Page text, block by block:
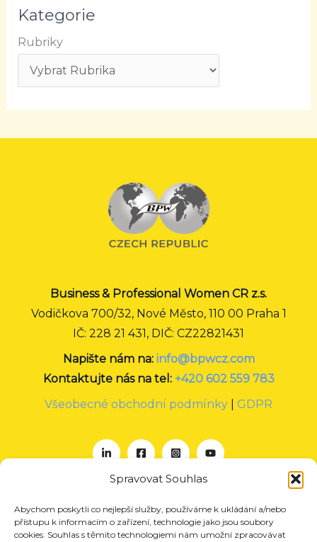
Spravovat Souhlas
Abychom poskytli co nejlepší služby, používáme k ukládání a/nebo
přístupu k informacím o zařízení, technologie jako jsou soubory
cookies. Souhlas s těmito technologiemi nám umožní zpracovávat
Kategorie
Rubriky
Business & Professional Women CR z.s.
Vodičkova 700/32, Nové Město, 110 00 Praha 1
IČ: 228 21 431, DIČ: CZ22821431
Napište nám na: info@bpwcz.com
Kontaktujte nás na tel: +420 602 559 783
Všeobecné obchodní podmínky
GDPR
O nás
Projekty